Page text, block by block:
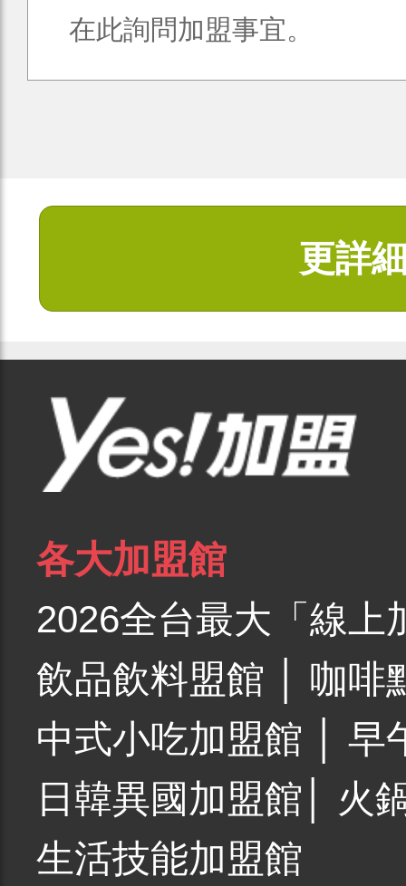
在此詢問加盟事宜。
更詳
各大加盟館
2026全台最大「線上
飲品飲料盟館
咖啡
中式小吃加盟館
早
日韓異國加盟館
火
生活技能加盟館